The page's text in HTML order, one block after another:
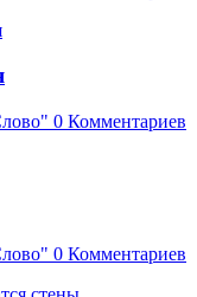
0 Комментариев
0 Комментариев